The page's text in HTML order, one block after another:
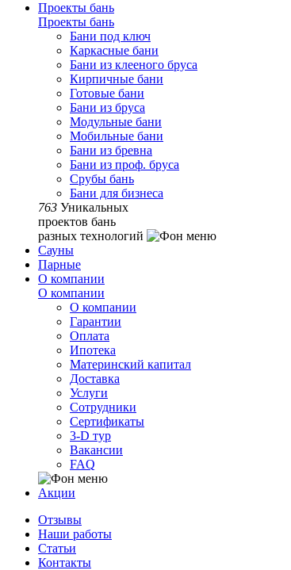
Проекты бань
Проекты бань
Бани под ключ
Каркасные бани
Бани из клееного бруса
Кирпичные бани
Готовые бани
Бани из бруса
Модульные бани
Мобильные бани
Бани из бревна
Бани из проф. бруса
Срубы бань
Бани для бизнеса
763 Уникальных
проектов бань
разных технологий
Сауны
Парные
О компании
О компании
О компании
Гарантии
Оплата
Ипотека
Материнский капитал
Доставка
Услуги
Сотрудники
Сертификаты
3-D тур
Вакансии
FAQ
Акции
Отзывы
Наши работы
Статьи
Контакты